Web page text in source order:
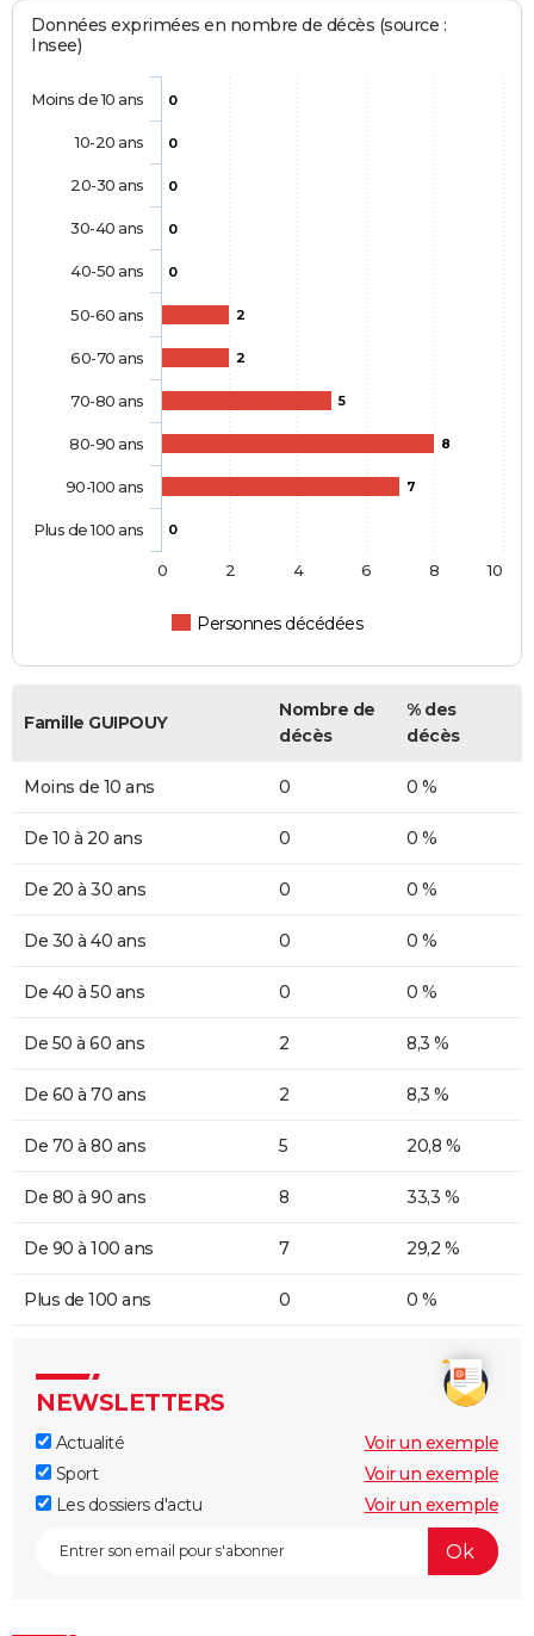
Données exprimées en nombre de décès (source :
Insee)
0
0
0
0
0
2
2
5
8
7
0
Personnes décédées
Moins de 10 ans
10-20 ans
20-30 ans
30-40 ans
40-50 ans
50-60 ans
60-70 ans
70-80 ans
80-90 ans
90-100 ans
Plus de 100 ans
0 2 4 6 8 10
Famille GUIPOUY
Nombre de
décès
% des
décès
Moins de 10 ans 0 0 %
De 10 à 20 ans 0 0 %
De 20 à 30 ans 0 0 %
De 30 à 40 ans 0 0 %
De 40 à 50 ans 0 0 %
De 50 à 60 ans 2 8,3 %
De 60 à 70 ans 2 8,3 %
De 70 à 80 ans 5 20,8 %
De 80 à 90 ans 8 33,3 %
De 90 à 100 ans 7 29,2 %
Plus de 100 ans 0 0 %
NEWSLETTERS
Actualité
Voir un exemple
Sport
Voir un exemple
Les dossiers d'actu
Voir un exemple